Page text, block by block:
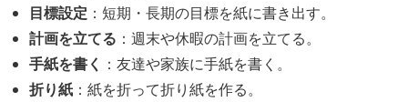
目標設定 ：短期・長期の目標を紙に書き出す。
計画を立てる ：週末や休暇の計画を立てる。
手紙を書く ：友達や家族に手紙を書く。
折り紙 ：紙を折って折り紙を作る。